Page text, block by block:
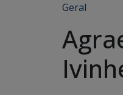
Geral